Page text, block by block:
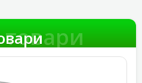
товари